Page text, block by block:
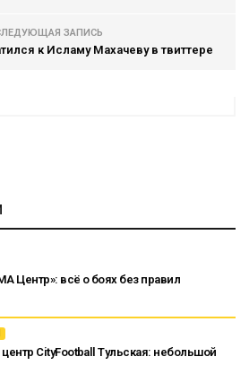
ЗАПИСЬ
к Исламу Махачеву в твиттере
Центр»: всё о боях без правил
CityFootball Тульская: небольшой